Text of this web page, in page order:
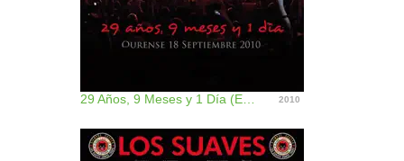
29 Años, 9 Meses y 1 Día (En Directo) 2010